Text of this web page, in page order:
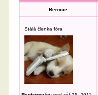
Bernice
Stálá členka fóra